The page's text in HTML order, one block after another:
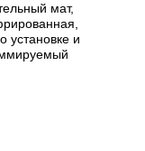
мат,
установке и